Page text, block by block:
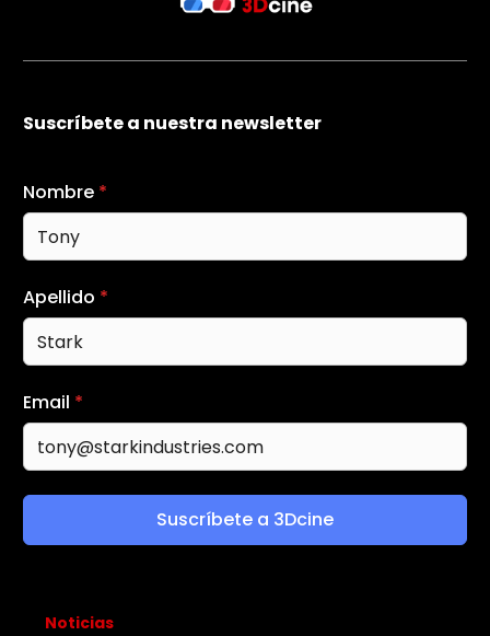
Suscríbete a nuestra newsletter
Nombre *
Apellido *
Email *
Suscríbete a 3Dcine
Noticias